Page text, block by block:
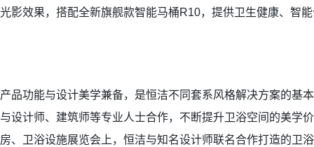
光影效果，搭配全新旗舰款智能马桶R10，提供卫生健康、智
产品功能与设计美学兼备，是恒洁不同套系风格解决方案的基
与设计师、建筑师等专业人士合作，不断提升卫浴空间的美学
房、卫浴设施展览会上，恒洁与知名设计师联名合作打造的卫